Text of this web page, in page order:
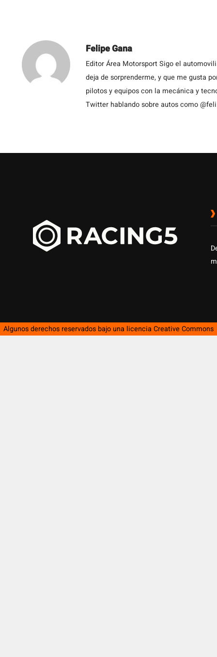
Felipe Gana
Editor Área Motorsport Sigo el
deja de sorprenderme, y que me gusta
pilotos y equipos con la mecánica y
Twitter hablando sobre autos como
Algunos derechos reservados bajo una licencia Creative Commons